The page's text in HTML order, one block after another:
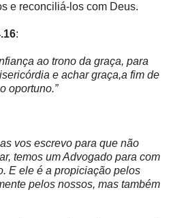
e reconciliá-los com Deus.
:
ao trono da graça, para
e achar graça,a fim de
oportuno.”
vos escrevo para que não
temos um Advogado para com
E ele é a propiciação pelos
pelos nossos, mas também